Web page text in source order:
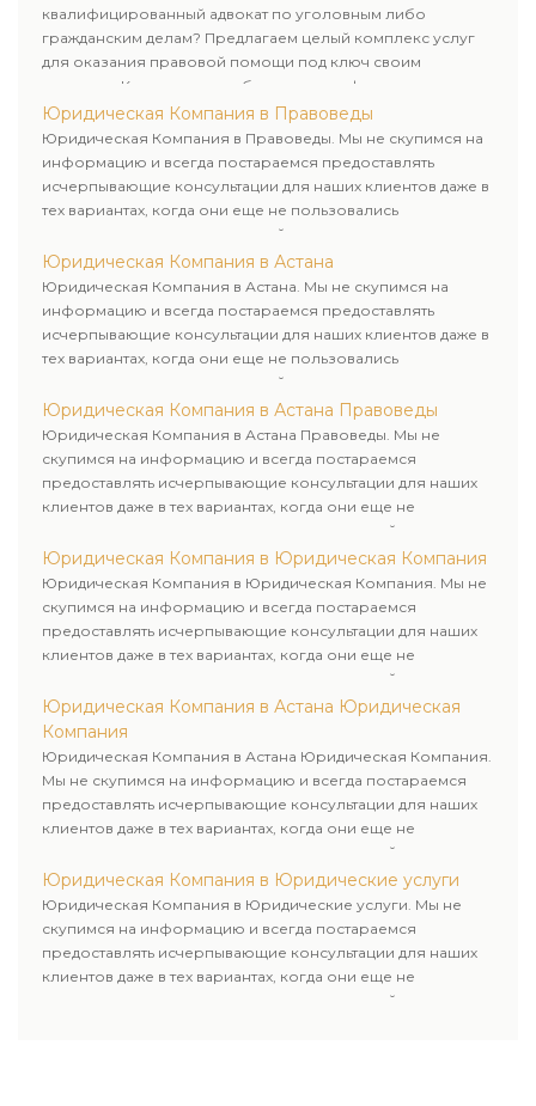
квалифицированный адвокат по уголовным либо
гражданским делам? Предлагаем целый комплекс услуг
для оказания правовой помощи под ключ своим
клиентам. Комплексное обслуживание физических и
юридических лиц. Индивидуальный подход к каждому
клиенту.
Юридическая Компания в Правоведы
Юридическая Компания в Правоведы. Мы не скупимся на
информацию и всегда постараемся предоставлять
исчерпывающие консультации для наших клиентов даже в
тех вариантах, когда они еще не пользовались
юридическими услугами нашей компании.
Юридическая Компания в Астана
Юридическая Компания в Астана. Мы не скупимся на
информацию и всегда постараемся предоставлять
исчерпывающие консультации для наших клиентов даже в
тех вариантах, когда они еще не пользовались
юридическими услугами нашей компании.
Юридическая Компания в Астана Правоведы
Юридическая Компания в Астана Правоведы. Мы не
скупимся на информацию и всегда постараемся
предоставлять исчерпывающие консультации для наших
клиентов даже в тех вариантах, когда они еще не
пользовались юридическими услугами нашей компании.
Юридическая Компания в Юридическая Компания
Юридическая Компания в Юридическая Компания. Мы не
скупимся на информацию и всегда постараемся
предоставлять исчерпывающие консультации для наших
клиентов даже в тех вариантах, когда они еще не
пользовались юридическими услугами нашей компании.
Юридическая Компания в Астана Юридическая
Компания
Юридическая Компания в Астана Юридическая Компания.
Мы не скупимся на информацию и всегда постараемся
предоставлять исчерпывающие консультации для наших
клиентов даже в тех вариантах, когда они еще не
пользовались юридическими услугами нашей компании.
Юридическая Компания в Юридические услуги
Юридическая Компания в Юридические услуги. Мы не
скупимся на информацию и всегда постараемся
предоставлять исчерпывающие консультации для наших
клиентов даже в тех вариантах, когда они еще не
пользовались юридическими услугами нашей компании.